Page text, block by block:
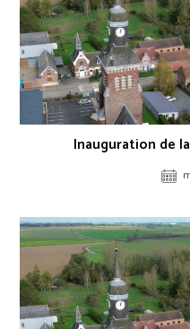
Inauguration de